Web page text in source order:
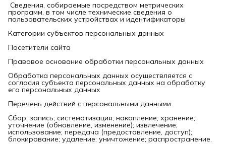
Сведения, собираемые посредством метрических
программ, в том числе технические сведения о
пользовательских устройствах и идентификаторы
Категории субъектов персональных данных
Посетители сайта
Правовое основание обработки персональных данных
Обработка персональных данных осуществляется с
согласия субъекта персональных данных на обработку
его персональных данных
Перечень действий с персональными данными
Сбор; запись; систематизация; накопление; хранение;
уточнение (обновление, изменение); извлечение;
использование; передача (предоставление, доступ);
блокирование; удаление; уничтожение; распространение.